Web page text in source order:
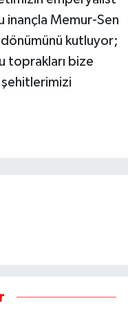
inançla Memur-Sen
kutluyor;
toprakları bize
şehitlerimizi